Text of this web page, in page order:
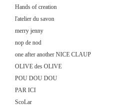
Hands of creation
l'atelier du savon
merry jenny
nop de nod
one after another NICE CLAUP
OLIVE des OLIVE
POU DOU DOU
PAR ICI
ScoLar